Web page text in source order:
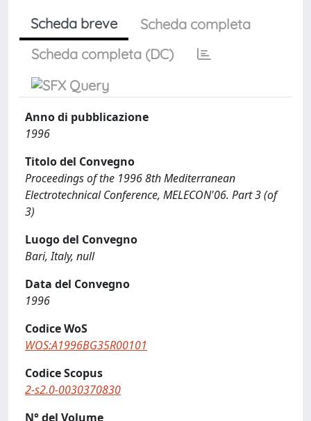
Scheda breve
Scheda completa
Scheda completa (DC)
Anno di pubblicazione
1996
Titolo del Convegno
Proceedings of the 1996 8th Mediterranean
Electrotechnical Conference, MELECON'06. Part 3 (of
3)
Luogo del Convegno
Bari, Italy, null
Data del Convegno
1996
Codice WoS
WOS:A1996BG35R00101
Codice Scopus
2-s2.0-0030370830
N° del Volume